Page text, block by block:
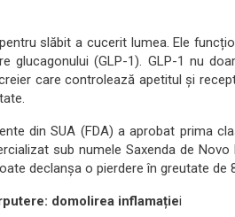
slăbit a cucerit lumea. Ele
glucagonului (GLP-1). GLP-1 nu
care controlează apetitul și
din SUA (FDA) a aprobat prima
sub numele Saxenda de Novo
declanșa o pierdere în greutate de
domolirea inflamației